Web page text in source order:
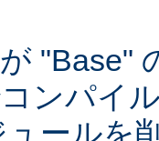
"Base"
ンパイ
ールを